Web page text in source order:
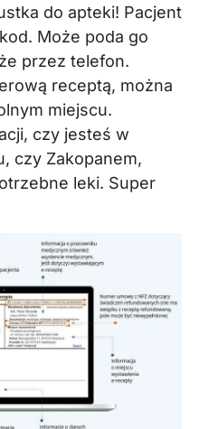
do apteki! Pacjent
Może poda go
przez telefon.
receptą, można
miejscu.
czy jesteś w
czy Zakopanem,
leki. Super